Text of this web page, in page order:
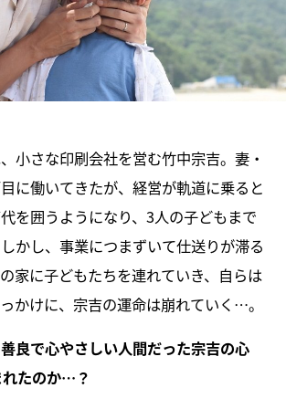
小さな印刷会社を営む竹中宗吉。妻・
に働いてきたが、経営が軌道に乗ると
を囲うようになり、3人の子どもまで
かし、事業につまずいて仕送りが滞る
家に子どもたちを連れていき、自らは
かけに、宗吉の運命は崩れていく…。
良で心やさしい人間だった宗吉の心
たのか…？